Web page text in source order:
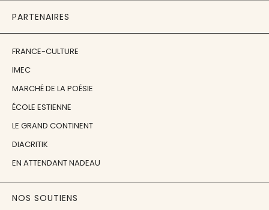
PARTENAIRES
FRANCE-CULTURE
IMEC
MARCHÉ DE LA POÉSIE
ÉCOLE ESTIENNE
LE GRAND CONTINENT
DIACRITIK
EN ATTENDANT NADEAU
NOS SOUTIENS